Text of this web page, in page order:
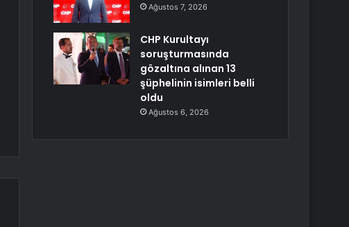
Ağustos 7, 2026
CHP Kurultayı
soruşturmasında
gözaltına alınan 13
şüphelinin isimleri belli
oldu
Ağustos 6, 2026